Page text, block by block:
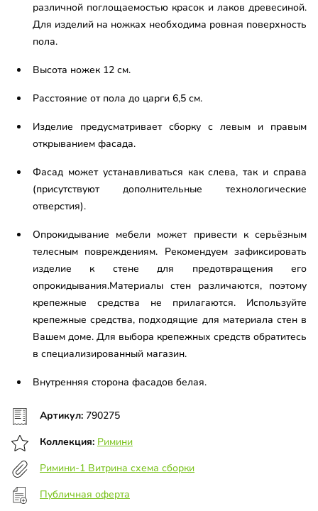
различной поглощаемостью красок и лаков древесиной.
Для изделий на ножках необходима ровная поверхность
пола.
Высота ножек 12 см.
Расстояние от пола до царги 6,5 см.
Изделие предусматривает сборку с левым и правым
открыванием фасада.
Фасад может устанавливаться как слева, так и справа
(присутствуют дополнительные технологические
отверстия).
Опрокидывание мебели может привести к серьёзным
телесным повреждениям. Рекомендуем зафиксировать
изделие к стене для предотвращения его
опрокидывания.Материалы стен различаются, поэтому
крепежные средства не прилагаются. Используйте
крепежные средства, подходящие для материала стен в
Вашем доме. Для выбора крепежных средств обратитесь
в специализированный магазин.
Внутренняя сторона фасадов белая.
Артикул: 790275
Коллекция: Римини
Римини-1 Витрина схема сборки
Публичная оферта